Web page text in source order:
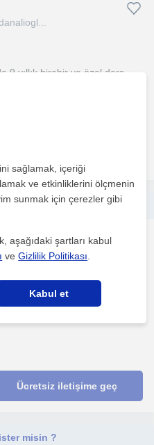
9 yıllık birebir ve özel ders
online ders veriyorum.
Ücretsiz iletişime geç
misin ?
sağlamak, içeriği
ve etkinliklerini ölçmenin
sunmak için çerezler gibi
aşağıdaki şartları kabul
veGizlilik Politikası
Kabul et